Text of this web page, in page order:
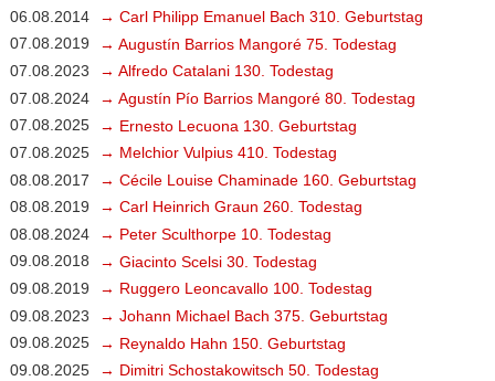
06.08.2014
→ Carl Philipp Emanuel Bach 310. Geburtstag
07.08.2019
→ Augustín Barrios Mangoré 75. Todestag
07.08.2023
→ Alfredo Catalani 130. Todestag
07.08.2024
→ Agustín Pío Barrios Mangoré 80. Todestag
07.08.2025
→ Ernesto Lecuona 130. Geburtstag
07.08.2025
→ Melchior Vulpius 410. Todestag
08.08.2017
→ Cécile Louise Chaminade 160. Geburtstag
08.08.2019
→ Carl Heinrich Graun 260. Todestag
08.08.2024
→ Peter Sculthorpe 10. Todestag
09.08.2018
→ Giacinto Scelsi 30. Todestag
09.08.2019
→ Ruggero Leoncavallo 100. Todestag
09.08.2023
→ Johann Michael Bach 375. Geburtstag
09.08.2025
→ Reynaldo Hahn 150. Geburtstag
09.08.2025
→ Dimitri Schostakowitsch 50. Todestag